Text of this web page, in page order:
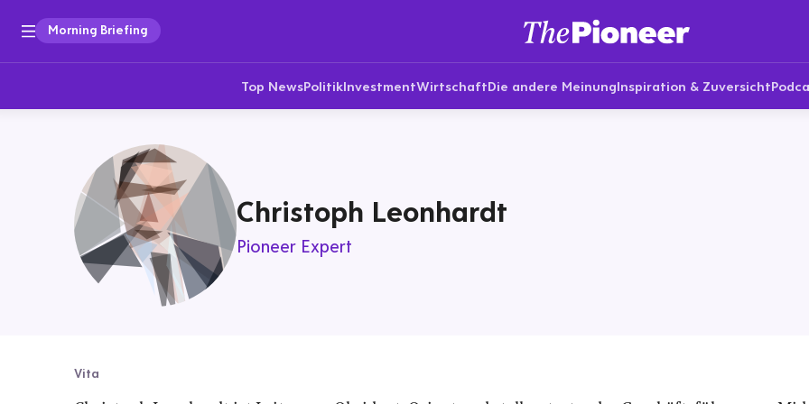
Morning Briefing
Top NewsPolitikInvestmentWirtschaftDie andere MeinungInspiration & Zuversicht
Christoph Leonhardt
Pioneer Expert
Vita